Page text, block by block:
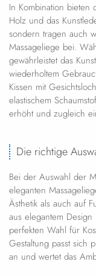
In Kombination bieten
Holz und das
sondern tragen auch
Massageliege bei.
gewährleistet das
wiederholtem
Kissen mit
elastischem
erhöht und zugleich
Die richtige
Bei der Auswahl der
eleganten
Ästhetik als auch auf
aus elegantem
perfekten Wahl für
Gestaltung passt sich
an und wertet das